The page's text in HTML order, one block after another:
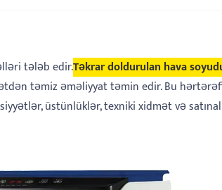
tələb edir.Təkrar doldurulan hava
təmiz əməliyyat təmin edir. Bu
üstünlüklər, texniki xidmət və